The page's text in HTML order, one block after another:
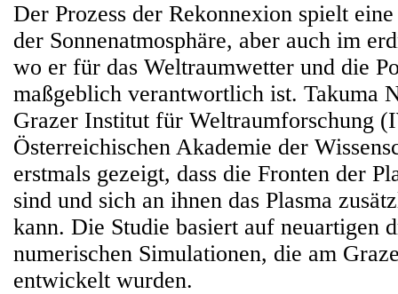
Der Prozess der Rekonnexion spielt
der Sonnenatmosphäre, aber auch im
wo er für das Weltraumwetter und die
maßgeblich verantwortlich ist. Takuma
Grazer Institut für Weltraumforschung
Österreichischen Akademie der
erstmals gezeigt, dass die Fronten der
sind und sich an ihnen das Plasma
kann. Die Studie basiert auf neuartigen
numerischen Simulationen, die am
entwickelt wurden.